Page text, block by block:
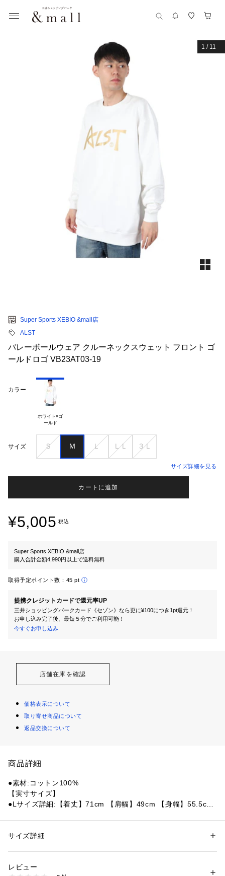
1 / 11
Super Sports XEBIO &mall店
ALST
バレーボールウェア クルーネックスウェット フロント ゴ
ールドロゴ VB23AT03-19
カラー
ホワイト×ゴ
サイズ Ｓ Ｍ Ｌ ＬＬ ３Ｌ
サイズ詳細を見る
カートに追加
¥5,005 税込
Super Sports XEBIO &mall店
購入合計金額4,990円以上で送料無料
取得予定ポイント数： 45 pt
提携クレジットカードで還元率UP
三井ショッピングパークカード《セゾン》なら更に¥100につき1pt還元！
お申し込み完了後、最短５分でご利用可能！
今すぐお申し込み
店舗在庫を確認
価格表示について
取り寄せ商品について
返品交換について
商品詳細
●素材:コットン100%
【実寸サイズ】
●Lサイズ詳細:【着丈】71cm 【肩幅】49cm 【身幅】55.5cm
m 【袖丈】63cm
ティーなクルーネックスウェット。
性別：メンズ
ア
サイズ詳細
レビュー